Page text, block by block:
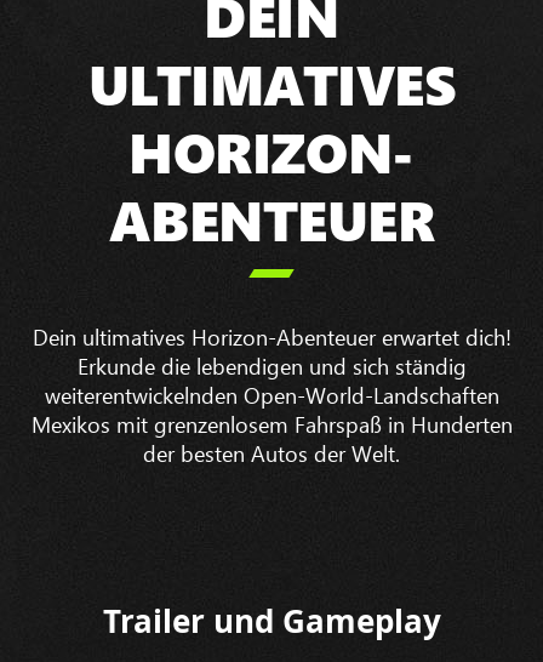
DEIN
ULTIMATIVES
HORIZON-
ABENTEUER

Dein ultimatives Horizon-Abenteuer erwartet dich!
Erkunde die lebendigen und sich ständig
weiterentwickelnden Open-World-Landschaften
Mexikos mit grenzenlosem Fahrspaß in Hunderten
der besten Autos der Welt.
Trailer und Gameplay